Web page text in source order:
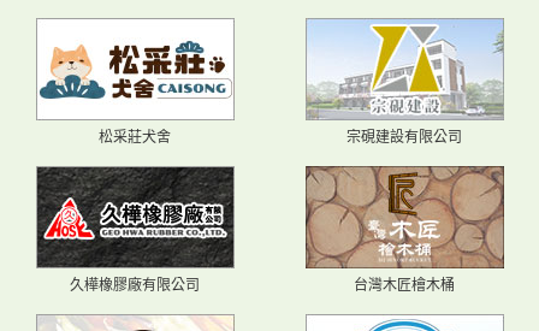
松采莊犬舍 宗硯建設有限公司
久樺橡膠廠有限公司 台灣木匠檜木桶